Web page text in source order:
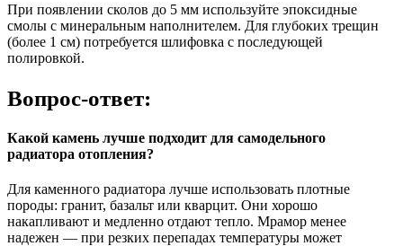
При появлении сколов до 5 мм используйте эпоксидные
смолы с минеральным наполнителем. Для глубоких трещин
(более 1 см) потребуется шлифовка с последующей
полировкой.
Вопрос-ответ:
Какой камень лучше подходит для самодельного
радиатора отопления?
Для каменного радиатора лучше использовать плотные
породы: гранит, базальт или кварцит. Они хорошо
накапливают и медленно отдают тепло. Мрамор менее
надежен — при резких перепадах температуры может